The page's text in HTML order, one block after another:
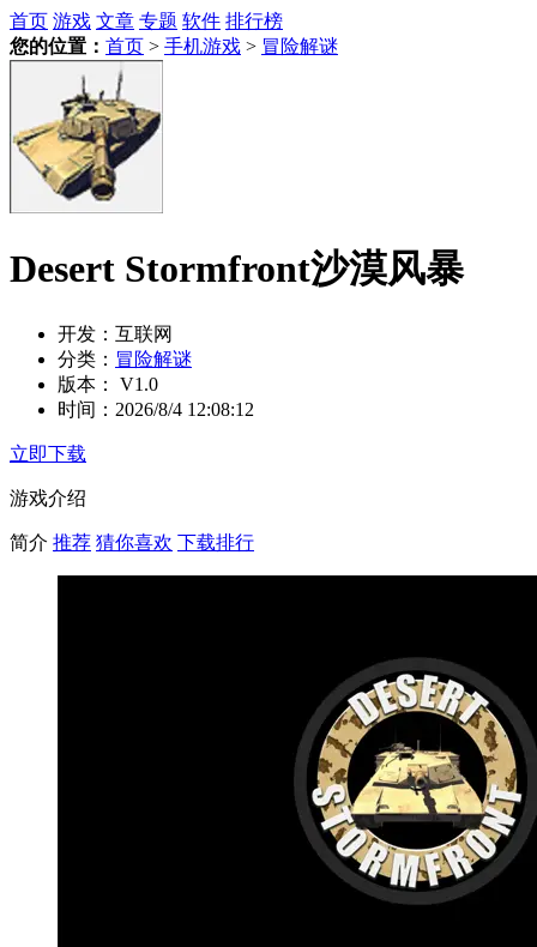
首页 游戏 文章 专题 软件 排行榜
您的位置： 首页 > 手机游戏 > 冒险解谜
Desert Stormfront沙漠风暴
开发： 互联网
分类： 冒险解谜
版本：
V1.0
时间： 2026/8/4 12:08:12
立即下载
游戏介绍
简介 推荐 猜你喜欢 下载排行